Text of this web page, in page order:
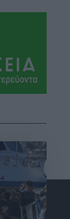
γιατί
παιδιά της
την
Ρόδο με